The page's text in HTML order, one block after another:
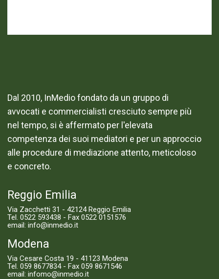
Dal 2010, InMedio fondato da un gruppo di
avvocati e commercialisti cresciuto sempre più
nel tempo, si è affermato per l'elevata
competenza dei suoi mediatori e per un approccio
alle procedure di mediazione attento, meticoloso
e concreto.
Reggio Emilia
Via Zacchetti 31 - 42124 Reggio Emilia
Tel. 0522 593438 - Fax 0522 0151576
email: info@inmedio.it
Modena
Via Cesare Costa 19 - 41123 Modena
Tel. 059 8677834- Fax 059 8671546
email: infomo@inmedio.it